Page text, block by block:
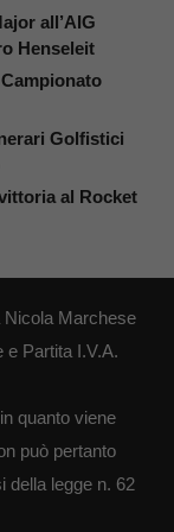
all’AIG
Henseleit
Golfistici
al Rocket
Nicola Marchese
e Partita I.V.A.
quanto viene
può pertanto
della legge n. 62